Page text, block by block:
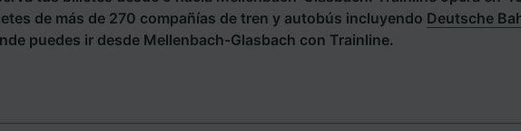
de más de 270 compañías de tren y autobús incluyendo Deutsche
puedes ir desde Mellenbach-Glasbach con Trainline.